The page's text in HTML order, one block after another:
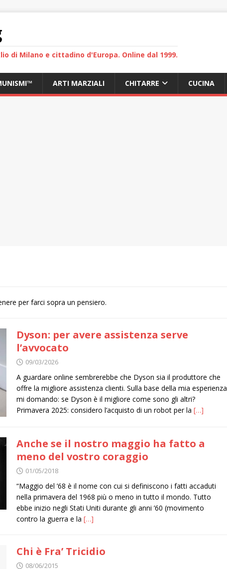
di Milano e cittadino d'Europa. Online dal 1999.
ARTI MARZIALI CHITARRE CUCINA
per farci sopra un pensiero.
Dyson: per avere assistenza serve
l’avvocato
09/03/2026
A guardare online sembrerebbe che Dyson sia il produttore che
offre la migliore assistenza clienti. Sulla base della mia esperienza
mi domando: se Dyson è il migliore come sono gli altri?
Primavera 2025: considero l’acquisto di un robot per la […]
Anche se il nostro maggio ha fatto a
meno del vostro coraggio
01/05/2018
“Maggio del ’68 è il nome con cui si definiscono i fatti accaduti
nella primavera del 1968 più o meno in tutto il mondo. Tutto
ebbe inizio negli Stati Uniti durante gli anni ’60 (movimento
contro la guerra e la […]
Chi è Fra’ Tricidio
08/06/2015